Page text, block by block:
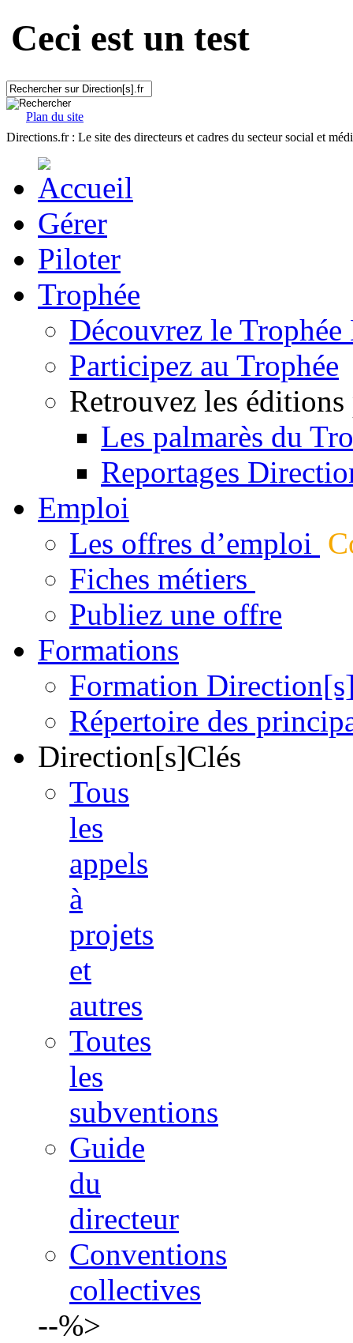
Ceci est un test
Plan du site
Directions.fr : Le site des directeurs et cadres du secteur social et
Gérer
Piloter
Trophée
Découvrez le
Participez au Trophée
Retrouvez les éditions
Les palmarès du
Reportages
Emploi
Les offres d’emploi
Fiches métiers
Publiez une offre
Formations
Formation
Répertoire des
Direction[s]Clés
Tous
les
appels
à
projets
et
autres
Toutes
les
subventions
Guide
du
directeur
Conventions
collectives
--%>